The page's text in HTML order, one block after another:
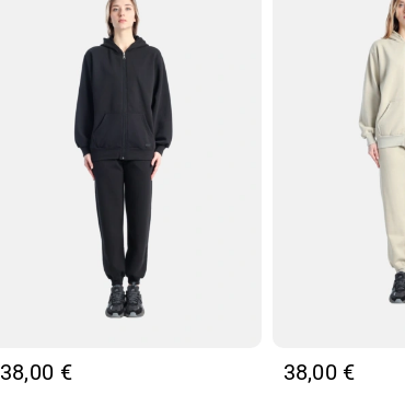
38,00 € 38,00 €